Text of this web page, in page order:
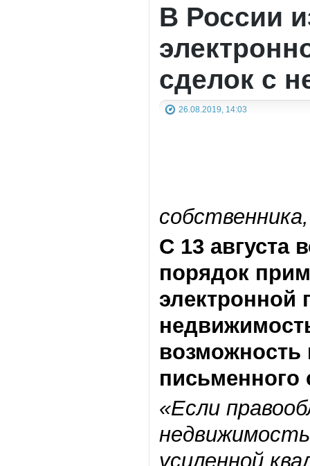
В России
сделок с
26.08.2019, 14:03
С 13 августа
порядок
электронной
возможность
письменного
«Если
усиленной